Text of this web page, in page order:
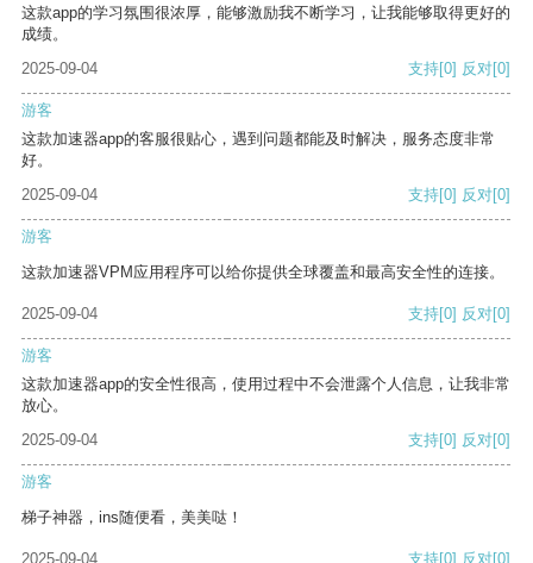
这款app的学习氛围很浓厚，能够激励我不断学习，让我能够取得更好的
成绩。
2025-09-04
支持[0] 反对[0]
游客
这款加速器app的客服很贴心，遇到问题都能及时解决，服务态度非常
好。
2025-09-04
支持[0] 反对[0]
游客
这款加速器VPM应用程序可以给你提供全球覆盖和最高安全性的连接。
2025-09-04 支持[0] 反对[0]
游客
这款加速器app的安全性很高，使用过程中不会泄露个人信息，让我非常
放心。
2025-09-04
支持[0] 反对[0]
游客
梯子神器，ins随便看，美美哒！
2025-09-04 支持[0] 反对[0]